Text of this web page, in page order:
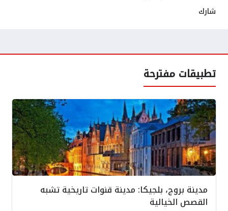
شارك
تطبيقات مفترحة
مدينة بروج، بلجيكا: مدينة قنوات تاريخية تشبه
القصص الخيالية